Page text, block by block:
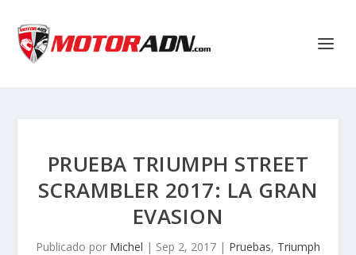
PRUEBA TRIUMPH STREET
SCRAMBLER 2017: LA GRAN
EVASION
Publicado por Michel | Sep 2, 2017 | Pruebas, Triumph